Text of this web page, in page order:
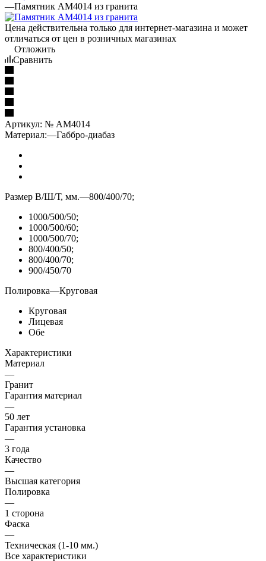
—Памятник AM4014 из гранита
Цена действительна только для интернет-магазина и может
отличаться от цен в розничных магазинах
Отложить
Сравнить
Артикул: № AM4014
Материал:—Габбро-диабаз
Размер В/Ш/Т, мм.—800/400/70;
1000/500/50;
1000/500/60;
1000/500/70;
800/400/50;
800/400/70;
900/450/70
Полировка—Круговая
Круговая
Лицевая
Обе
Характеристики
Материал
—
Гранит
Гарантия материал
—
50 лет
Гарантия установка
—
3 года
Качество
—
Высшая категория
Полировка
—
1 сторона
Фаска
—
Техническая (1-10 мм.)
Все характеристики